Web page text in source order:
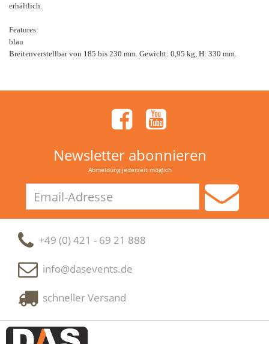
erhältlich.
Features:
blau
Breitenverstellbar von 185 bis 230 mm. Gewicht: 0,95 kg, H: 330 mm.
Newsletter abonnieren
Abmeldung jederzeit möglich
Adresse
+49 (0) 421 - 69 21 888
info@dasevents.de
schneller Versand